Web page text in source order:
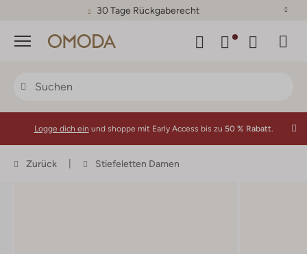
30 Tage Rückgaberecht
Menü
Logge dich ein und shoppe mit Early Access bis zu 50 % Rabatt.
Zurück Stiefeletten Damen